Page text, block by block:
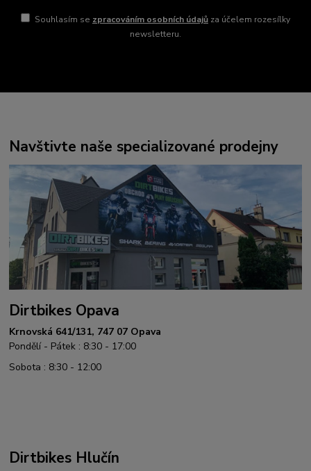
Souhlasím se zpracováním osobních údajůza účelem rozesílky
newsletteru.
Navštivte naše specializované prodejny
Dirtbikes Opava
Krnovská 641/131, 747 07 Opava
Pondělí - Pátek : 8:30 - 17:00
Sobota : 8:30 - 12:00
Dirtbikes Hlučín